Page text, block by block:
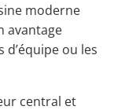
moderne
avantage
ou les
central et